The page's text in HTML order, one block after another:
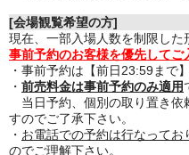
[会場観覧希望の方]
現在、一部入場人数を制限した
事前予約のお客様を優先してご
・事前予約は【前日23:59まで
・ 前売料金は事前予約のみ適用
当日予約、個別の取り置き依
すのでご了承下さい。
・ お電話での予約は行なってお
のでご理解下さい。